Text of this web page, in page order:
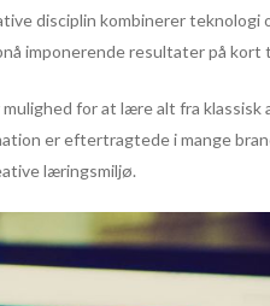
disciplin kombinerer
imponerende resultater på kort
for at lære alt fra klassisk
er eftertragtede i mange
læringsmiljø.